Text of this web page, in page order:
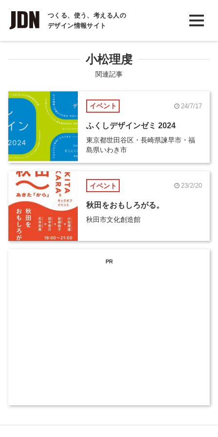
つくる、使う、考える人の
デザイン情報サイト
INTERVIEW
インタビュー
COLUMN
コラム
小松理虔
関連記事
イベント 24/7/17
ふくしデザインゼミ 2024
東京都世田谷区・長崎県諫早市・福
島県いわき市
イベント 23/2/20
秋田をおもしろがる。
秋田市文化創造館
PR